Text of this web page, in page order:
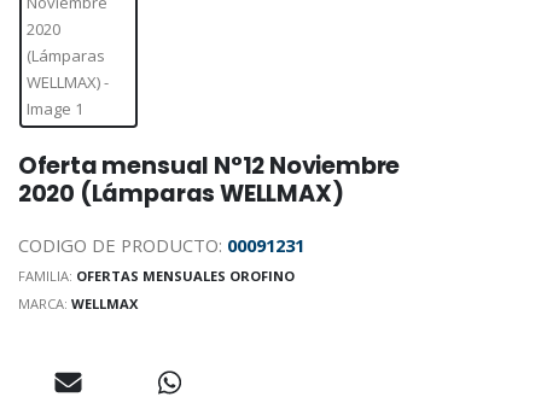
Oferta mensual N°12 Noviembre
2020 (Lámparas WELLMAX)
CODIGO DE PRODUCTO: 00091231
FAMILIA: OFERTAS MENSUALES OROFINO
MARCA: WELLMAX